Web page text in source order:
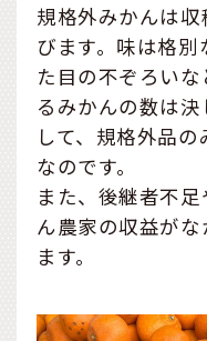
規格外みかんは
びます。味は格
た目の不ぞろい
るみかんの数は
して、規格外品
なのです。
また、後継者不
ん農家の収益が
ます。